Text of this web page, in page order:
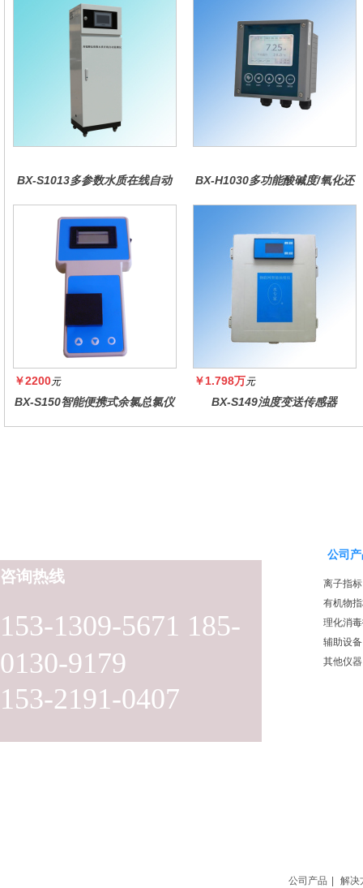
BX-S1013多参数水质在线自动
BX-H1030多功能酸碱度/氧化还
￥2200元
BX-S150智能便携式余氯总氯仪
￥1.798万元
BX-S149浊度变送传感器
153-1309-5671 185-
0130-9179
153-2191-0407
咨询热线
公司
离子指标
有机物
理化消
辅助设备
其他仪器
公司产品 解决